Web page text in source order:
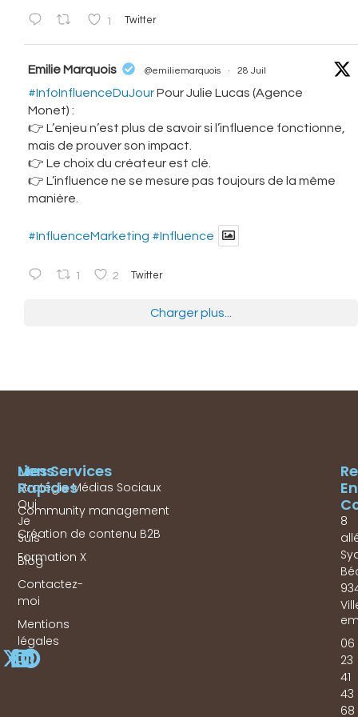
1 Twitter
Emilie Marquois @emiliemarquois · 28 Juil
#InfoInfluenceDuJourPour Julie Lucas (Agence
Monet) :
👉 L’enjeu n’est plus de savoir si l’influence fonctionne,
mais de prouver son impact.
👉 Le choix du créateur est clé.
👉 L’influence ne se mesure pas toujours de la même
manière.
#InfluenceMarketing #Influence
1 2 Twitter
Charger plus...
Mes Services
Stratégie Médias Sociaux
Community management
Création de contenu B2B
Formation X
Liens
Rapides
Qui
Je
Suis
Blog
Contactez-
moi
Mentions
légales
En
8
06
23
41
43
68